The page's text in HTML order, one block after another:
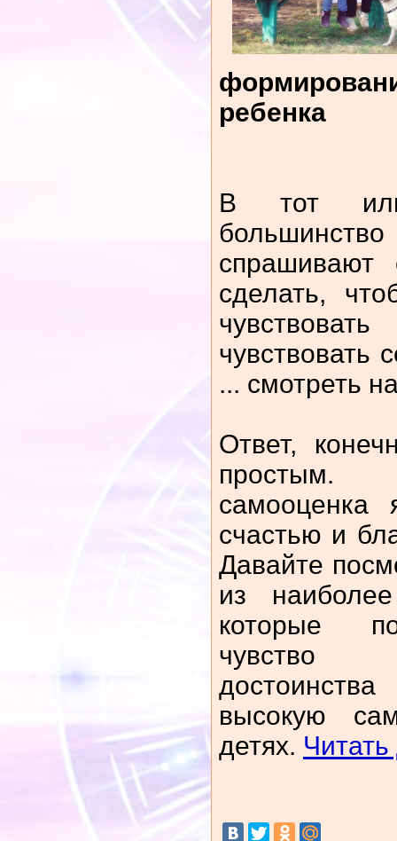
ребенка
В тот
сделать,
чувствовать
... смотреть
Ответ,
простым.
самооценка
счастью и
Давайте
из
которые
чувство
высокую
детях.